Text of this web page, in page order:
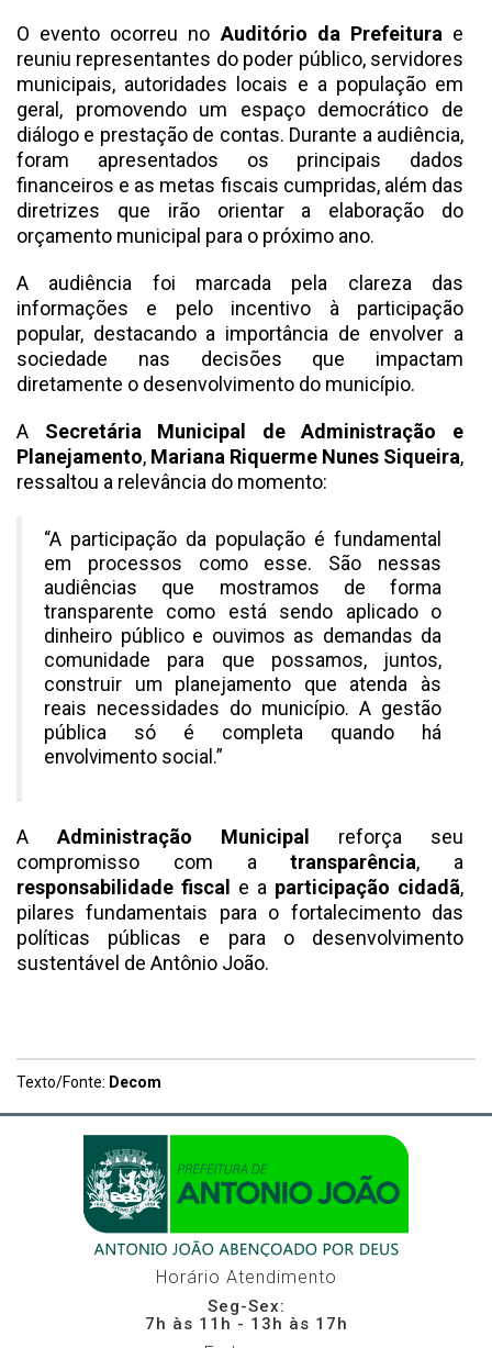
O evento ocorreu noAuditório da Prefeiturae
reuniu representantes do poder público, servidores
municipais, autoridades locais e a população em
geral, promovendo um espaço democrático de
diálogo e prestação de contas. Durante a audiência,
foram apresentados os principais dados
financeiros e as metas fiscais cumpridas, além das
diretrizes que irão orientar a elaboração do
orçamento municipal para o próximo ano.
A audiência foi marcada pela clareza das
informações e pelo incentivo à participação
popular, destacando a importância de envolver a
sociedade nas decisões que impactam
diretamente o desenvolvimento do município.
A Secretária Municipal de Administração e
Planejamento, Mariana Riquerme Nunes Siqueira,
ressaltou a relevância do momento:
“A participação da população é fundamental
em processos como esse. São nessas
audiências que mostramos de forma
transparente como está sendo aplicado o
dinheiro público e ouvimos as demandas da
comunidade para que possamos, juntos,
construir um planejamento que atenda às
reais necessidades do município. A gestão
pública só é completa quando há
envolvimento social.”
AAdministração Municipal
reforça seu
compromisso com atransparência, a
responsabilidade fiscal
e a participação cidadã,
pilares fundamentais para o fortalecimento das
políticas públicas e para o desenvolvimento
sustentável de Antônio João.
Texto/Fonte: Decom
Horário Atendimento
Seg-Sex:
7h às 11h - 13h às 17h